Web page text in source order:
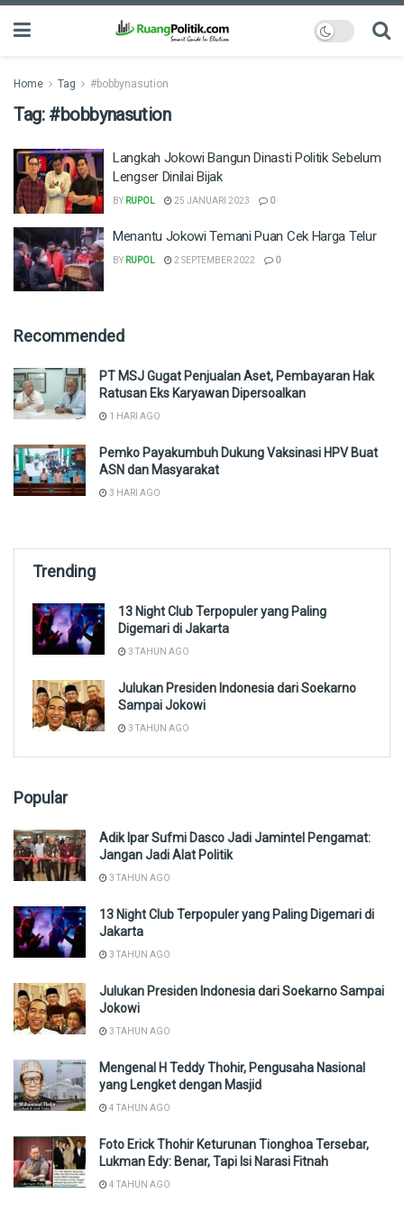
Home Tag #bobbynasution
Tag: #bobbynasution
Langkah Jokowi Bangun Dinasti Politik Sebelum
Lengser Dinilai Bijak
BY RUPOL 25 JANUARI 2023 0
Menantu Jokowi Temani Puan Cek Harga Telur
BY RUPOL 2 SEPTEMBER 2022 0
Recommended
PT MSJ Gugat Penjualan Aset, Pembayaran Hak
Ratusan Eks Karyawan Dipersoalkan
1 HARI AGO
Pemko Payakumbuh Dukung Vaksinasi HPV Buat
ASN dan Masyarakat
3 HARI AGO
Trending
13 Night Club Terpopuler yang Paling
Digemari di Jakarta
3 TAHUN AGO
Julukan Presiden Indonesia dari Soekarno
Sampai Jokowi
3 TAHUN AGO
Popular
Adik Ipar Sufmi Dasco Jadi Jamintel Pengamat:
Jangan Jadi Alat Politik
3 TAHUN AGO
13 Night Club Terpopuler yang Paling Digemari di
Jakarta
3 TAHUN AGO
Julukan Presiden Indonesia dari Soekarno Sampai
Jokowi
3 TAHUN AGO
Mengenal H Teddy Thohir, Pengusaha Nasional
yang Lengket dengan Masjid
4 TAHUN AGO
Foto Erick Thohir Keturunan Tionghoa Tersebar,
Lukman Edy: Benar, Tapi Isi Narasi Fitnah
4 TAHUN AGO